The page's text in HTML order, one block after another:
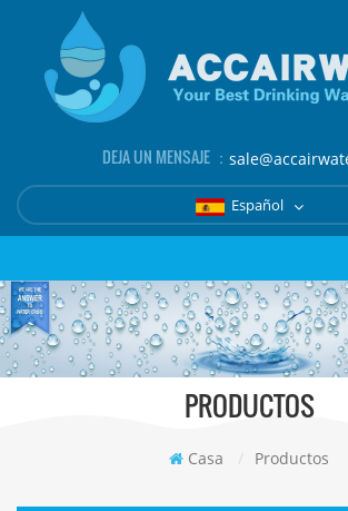
DEJA UN MENSAJE ：
Español
PRODUCTOS
Casa / Productos